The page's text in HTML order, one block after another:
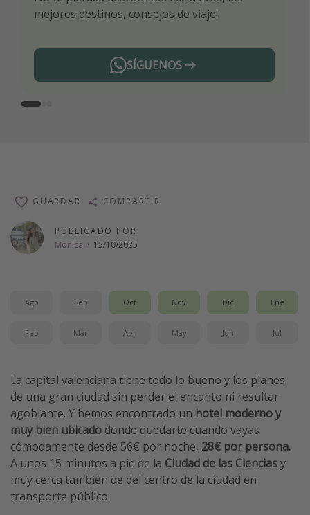
mejores destinos, consejos de viaje!
SÍGUENOS
ti por nuestros expertos en viajes
Telegram
PUBLICADO POR
Monica · 15/10/2025
GUARDAR COMPARTIR
Ago Sep Oct Nov Dic Ene
Feb Mar Abr May Jun Jul
La capital valenciana tiene todo lo bueno y los planes
de una gran ciudad sin perder el encanto ni resultar
agobiante. Y hemos encontrado un hotel moderno y
muy bien ubicado donde quedarte cuando vayas
cómodamente desde 56€ por noche, 28€ por persona.
A unos 15 minutos a pie de la Ciudad de las Cienciasy
muy cerca también de del centro de la ciudad en
transporte público.